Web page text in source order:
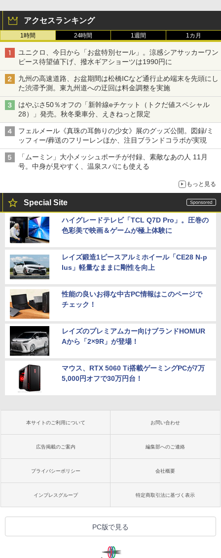
アクセスランキング
1時間 24時間 1週間 1カ月
ユニクロ、今日から「お盆特別セール」。涼感シアサッカーワン
ピース待望値下げ、撥水ギアショーツは1990円に
九州の高速道路、お盆期間は松橋ICなど通行止め端末を先頭にし
た渋滞予測。東九州道への迂回は料金調整を実施
はやぶさ50％オフの「新幹線eチケット（トクだ値スペシャル
28）」発売。秋冬乗車分、えきねっと限定
フェルメール《真珠の耳飾りの少女》展のグッズ公開。図録/ミ
ッフィー/葬送のフリーレンほか、注目ブランドコラボが実現
「ムーミン」大小メッシュポーチが付録、素敵なあの人 11月
号。中身が見やすく、温泉スパにも使える
もっと見る
Special Site
ハイグレードテレビ「TCL Q7D Pro」。圧巻の
色彩美で映画＆ゲームが極上体験に
レイズ鍛造1ピースアルミホイール「CE28 N-p
lus」軽量なままに剛性を向上
性能の良いお得な中古PC情報はこのページで
チェック！
レイズのプレミアムカー向けブランドHOMUR
Aから「2×9R」が登場！
マウス、RTX 5060 Ti搭載ゲーミングPCが7万
5,000円オフで30万円台！
本サイトのご利用について お問い合わせ
広告掲載のご案内 編集部へのご連絡
プライバシーポリシー 会社概要
インプレスグループ 特定商取引法に基づく表示
PC版で見る